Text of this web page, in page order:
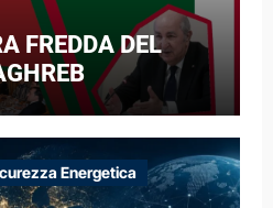
FREDDA DEL
Energetica